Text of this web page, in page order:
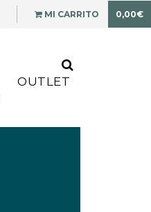
MI CARRITO 0,00€
OUTLET